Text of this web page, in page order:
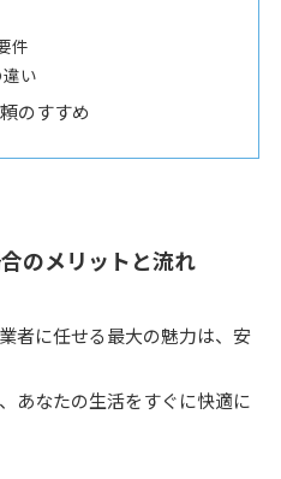
件
い
のすすめ
のメリットと流れ
者に任せる最大の魅力は、安
あなたの生活をすぐに快適に